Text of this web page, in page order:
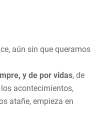
aún sin que queramos
y de por vidas, de
acontecimientos,
atañe, empieza en